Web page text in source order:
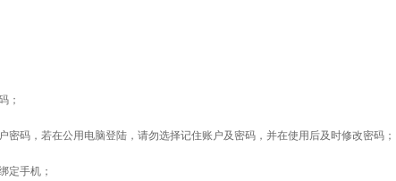
；
密码，若在公用电脑登陆，请勿选择记住账户及密码，并在使用后及时修改密码；
定手机；